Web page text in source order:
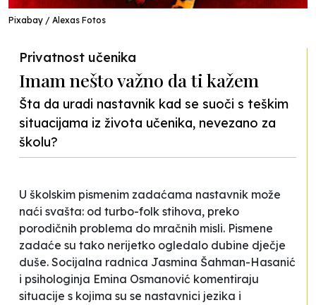
Pixabay / Alexas Fotos
Privatnost učenika
Imam nešto važno da ti kažem
Šta da uradi nastavnik kad se suoči s teškim
situacijama iz života učenika, nevezano za
školu?
U školskim pismenim zadaćama nastavnik može
naći svašta: od turbo-folk stihova, preko
porodičnih problema do mračnih misli. Pismene
zadaće su tako nerijetko ogledalo dubine dječje
duše. Socijalna radnica Jasmina Šahman-Hasanić
i psihologinja Emina Osmanović komentiraju
situacije s kojima su se nastavnici jezika i